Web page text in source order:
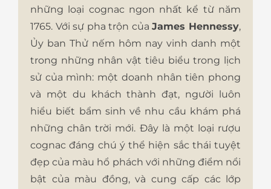
những loại cognac ngon nhất kể từ năm
1765. Với sự pha trộn củaJames Hennessy,
Ủy ban Thử nếm hôm nay vinh danh một
trong những nhân vật tiêu biểu trong lịch
sử của mình: một doanh nhân tiên phong
và một du khách thành đạt, người luôn
hiểu biết bẩm sinh về nhu cầu khám phá
những chân trời mới. Đây là một loại rượu
cognac đáng chú ý thể hiện sắc thái tuyệt
đẹp của màu hổ phách với những điểm nổi
bật của màu đồng, và cung cấp các lớp